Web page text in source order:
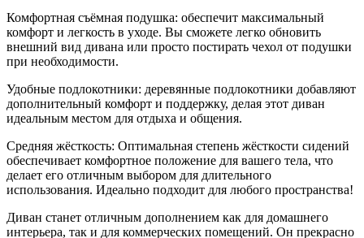
Комфортная съёмная подушка: обеспечит максимальный
комфорт и легкость в уходе. Вы сможете легко обновить
внешний вид дивана или просто постирать чехол от подушки
при необходимости.
Удобные подлокотники: деревянные подлокотники добавляют
дополнительный комфорт и поддержку, делая этот диван
идеальным местом для отдыха и общения.
Средняя жёсткость: Оптимальная степень жёсткости сидений
обеспечивает комфортное положение для вашего тела, что
делает его отличным выбором для длительного
использования. Идеально подходит для любого пространства!
Диван станет отличным дополнением как для домашнего
интерьера, так и для коммерческих помещений. Он прекрасно